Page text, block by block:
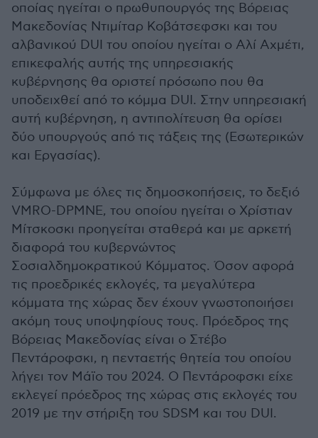
οποίας ηγείται ο πρωθυπουργός της Βόρειας
Μακεδονίας Ντιμίταρ Κοβάτσεφσκι και του
αλβανικού DUI του οποίου ηγείται ο Αλί Αχμέτι,
επικεφαλής αυτής της υπηρεσιακής
κυβέρνησης θα οριστεί πρόσωπο που θα
υποδειχθεί από το κόμμα DUI. Στην υπηρεσιακή
αυτή κυβέρνηση, η αντιπολίτευση θα ορίσει
δύο υπουργούς από τις τάξεις της (Εσωτερικών
και Εργασίας).
Σύμφωνα με όλες τις δημοσκοπήσεις, το δεξιό
VMRO-DPMNE, του οποίου ηγείται ο Χρίστιαν
Μίτσκοσκι προηγείται σταθερά και με αρκετή
διαφορά του κυβερνώντος
Σοσιαλδημοκρατικού Κόμματος. Όσον αφορά
τις προεδρικές εκλογές, τα μεγαλύτερα
κόμματα της χώρας δεν έχουν γνωστοποιήσει
ακόμη τους υποψηφίους τους. Πρόεδρος της
Βόρειας Μακεδονίας είναι ο Στέβο
Πεντάροφσκι, η πενταετής θητεία του οποίου
λήγει τον Μάϊο του 2024. Ο Πεντάροφσκι είχε
εκλεγεί πρόεδρος της χώρας στις εκλογές του
2019 με την στήριξη του SDSM και του DUI.